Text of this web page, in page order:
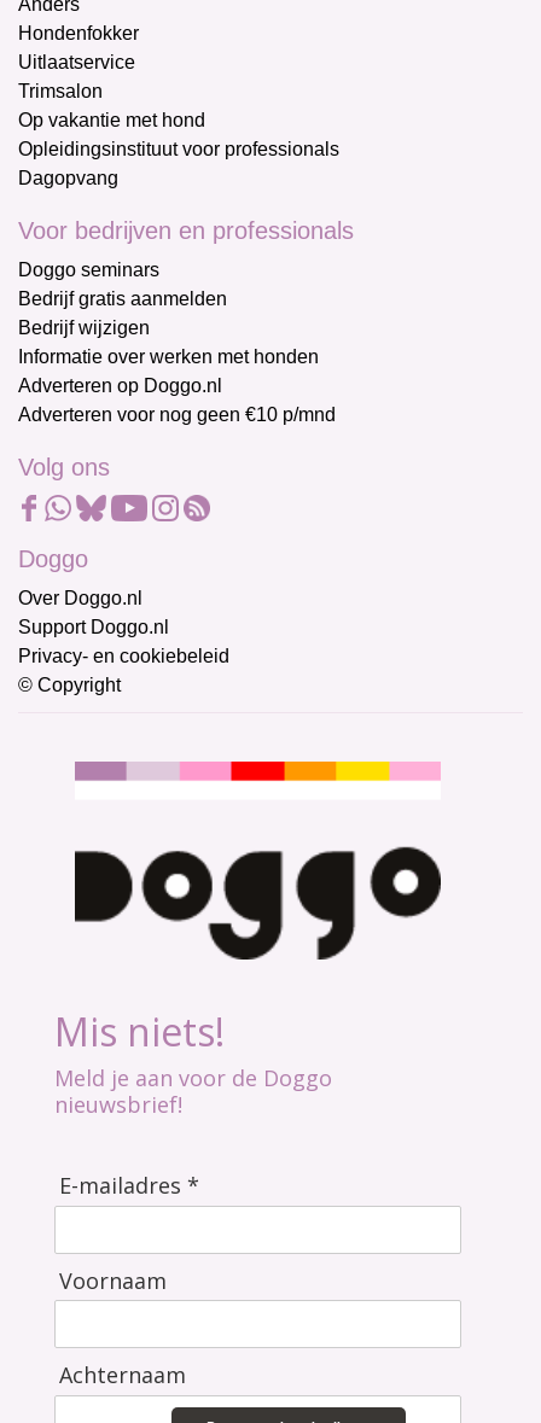
Anders
Hondenfokker
Uitlaatservice
Trimsalon
Op vakantie met hond
Opleidingsinstituut voor professionals
Dagopvang
Voor bedrijven en professionals
Doggo seminars
Bedrijf gratis aanmelden
Bedrijf wijzigen
Informatie over werken met honden
Adverteren op Doggo.nl
Adverteren voor nog geen €10 p/mnd
Volg ons
Doggo
Over Doggo.nl
Support Doggo.nl
Privacy- en cookiebeleid
© Copyright
Mis niets!
Meld je aan voor de Doggo
nieuwsbrief!
E-mailadres *
Voornaam
Achternaam